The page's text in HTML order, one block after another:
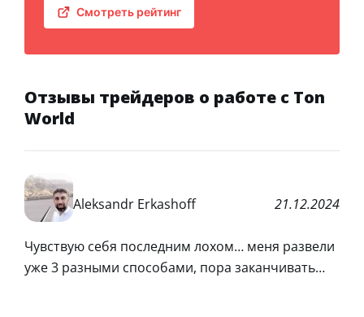
Смотреть рейтинг
Отзывы трейдеров о работе с Ton
World
Aleksandr Erkashoff 21.12.2024
Чувствую себя последним лохом… меня развели
уже 3 разными способами, пора заканчивать…